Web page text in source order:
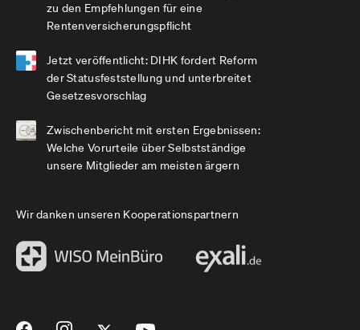
zu den Empfehlungen für eine
Rentenversicherungspflicht
Jetzt veröffentlicht: DIHK fordert Reform
der Statusfeststellung und unterbreitet
Gesetzesvorschlag
Zwischenbericht mit ersten Ergebnissen:
Welche Vorurteile über Selbstständige
unsere Mitglieder am meisten ärgern
Wir danken unseren Kooperationspartnern